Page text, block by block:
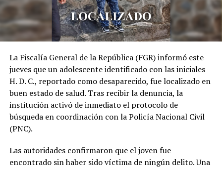
Además de impulsar estrategias para favorecer la
producción agrícola y la importación de alimentos.
Todas estas medidas garantizadas a través de
Consumidor y demás instituciones de Gobierno en todos
los agentes de la cadena de comercialización del país.
LOS MÁS AFECTADOS
En la publicación, el medio británico diferencia entre los
más afectados, a las naciones que presentaron tasas
durante años se han caracterizado por una crisis de
precios, a lo que denominan «inflación crónica»
La Fiscalía General de la República (FGR) informó este
jueves que un adolescente identificado con las iniciales
H. D. C., reportado como desaparecido, fue localizado en
buen estado de salud. Tras recibir la denuncia, la
institución activó de inmediato el protocolo de
búsqueda en coordinación con la Policía Nacional Civil
(PNC).
Las autoridades confirmaron que el joven fue
encontrado sin haber sido víctima de ningún delito. Una